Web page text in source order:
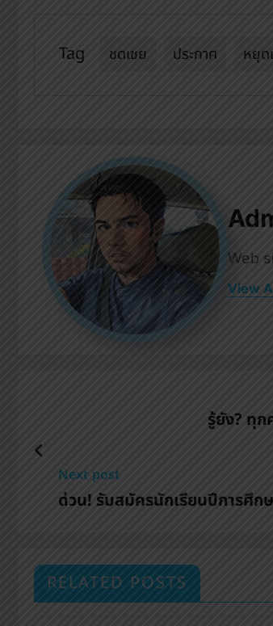
Tag ชดเชย ประกาศ หยุด
Web
View
รู้ยัง? ทุก
Next post
ด่วน! รับสมัครนักเรียนปีการศึก
RELATED POSTS